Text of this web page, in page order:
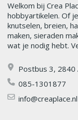
Welkom bij Crea
hobbyartikelen. Of
knutselen, breien,
maken, sieraden
wat je nodig hebt.
Postbus 3, 2840
085-1301877
info@creaplace.nl